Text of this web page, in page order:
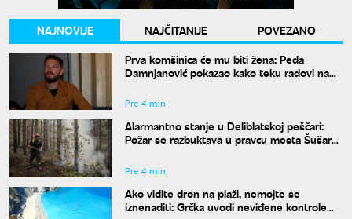
NAJNOVIJE NAJČITANIJE
POVEZANO
Prva komšinica će mu biti žena: Peđa
Damnjanović pokazao kako teku radovi na
suprugom
Pre 4 min
Alarmantno stanje u Deliblatskoj peščari:
Požar se razbuktava u pravcu mesta Šušara,
Pre 4 min
Ako vidite dron na plaži, nemojte se
iznenaditi: Grčka uvodi neviđene kontrole